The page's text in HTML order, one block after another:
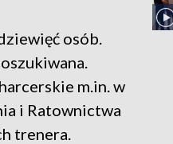
osób.
m.in. w
i Ratownictwa
trenera.